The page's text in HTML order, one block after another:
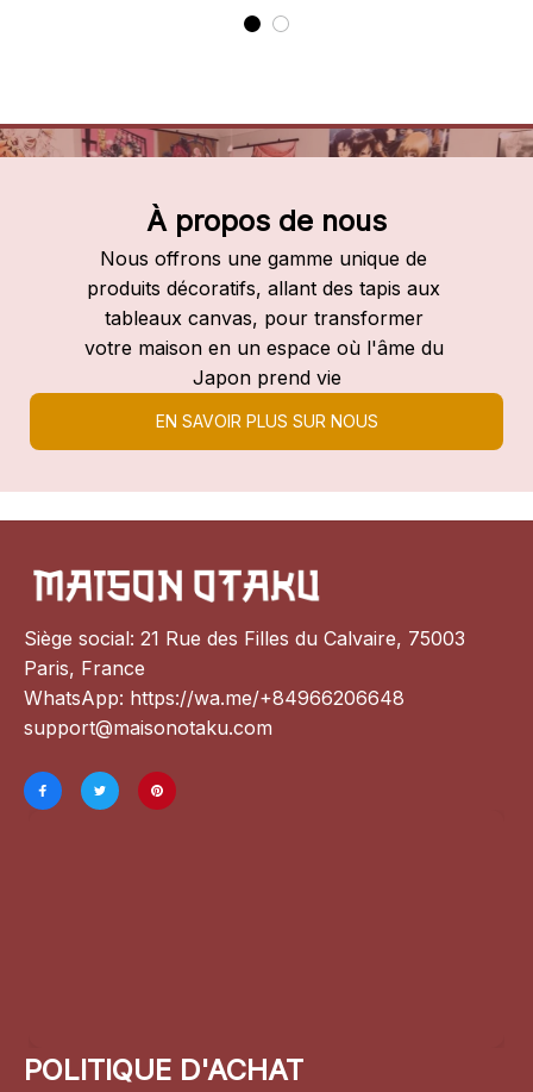
À propos de nous
Nous offrons une gamme unique de
produits décoratifs, allant des tapis aux
tableaux canvas, pour transformer
votre maison en un espace où l'âme du
Japon prend vie
EN SAVOIR PLUS SUR NOUS
Siège social: 21 Rue des Filles du Calvaire, 75003
Paris, France
WhatsApp: https://wa.me/+84966206648
support@maisonotaku.com
POLITIQUE D'ACHAT